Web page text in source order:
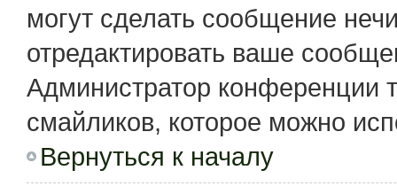
могут сделать сообщение
отредактировать ваше
Администратор конференции
смайликов, которое можно
Вернуться к началу